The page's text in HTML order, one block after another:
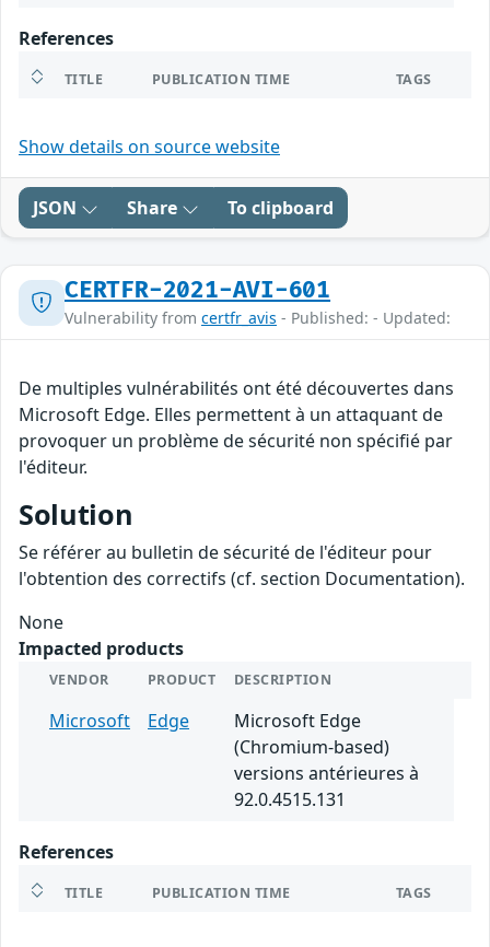
References
TITLE PUBLICATION TIME TAGS
Show details on source website
JSON Share To clipboard
CERTFR-2021-AVI-601
Vulnerability from certfr_avis - Published: - Updated:
De multiples vulnérabilités ont été découvertes dans
Microsoft Edge. Elles permettent à un attaquant de
provoquer un problème de sécurité non spécifié par
l'éditeur.
Solution
Se référer au bulletin de sécurité de l'éditeur pour
l'obtention des correctifs (cf. section Documentation).
None
Impacted products
VENDOR PRODUCT DESCRIPTION
Microsoft Edge
Microsoft Edge
(Chromium-based)
versions antérieures à
92.0.4515.131
References
TITLE PUBLICATION TIME TAGS